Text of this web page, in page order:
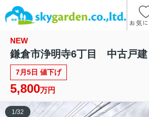
お気
NEW
鎌倉市浄明寺6丁目 中古戸建
7月5日 値下げ
5,800万円
1 /32